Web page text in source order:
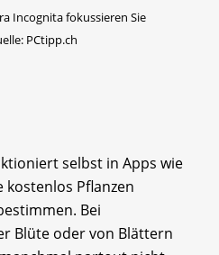
Incognita fokussieren Sie
PCtipp.ch
selbst in Apps wie
kostenlos Pflanzen
Bei
Blüte oder von Blättern